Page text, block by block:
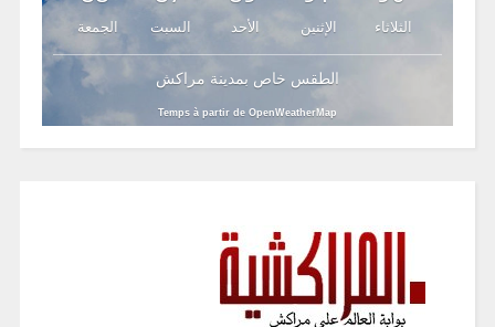
الجمعة السبت الأحد الإثنين الثلاثاء
الطقس خاص بمدينة مراكش
Temps à partir de OpenWeatherMap